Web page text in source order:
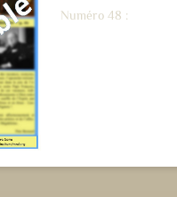
Numéro 48 :